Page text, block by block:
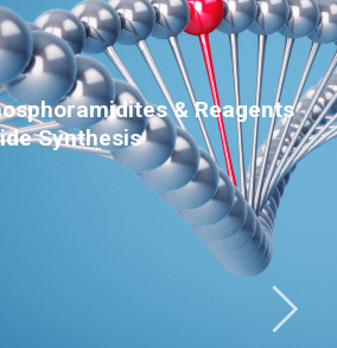
& Reagents
Synthesis